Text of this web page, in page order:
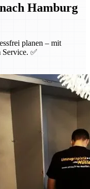
Hamburg
planen – mit
✅